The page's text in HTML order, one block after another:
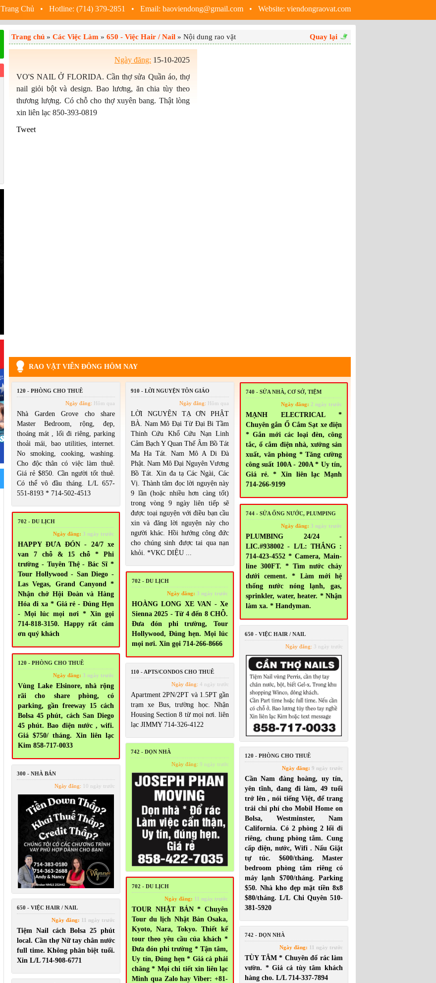
Trang Chủ • Hotline: (714) 379-2851 • Email: baoviendong@gmail.com • Website: viendongraovat.com
Trang chủ » Các Việc Làm » 650 - Việc Hair / Nail » Nội dung rao vặt Quay lại
Ngày đăng: 15-10-2025
VO'S NAIL Ở FLORIDA. Cần thợ sửa Quần áo, thợ
nail giỏi bột và design. Bao lương, ăn chia tùy theo
thương lượng. Có chỗ cho thợ xuyên bang. Thật lòng
xin liên lạc 850-393-0819
Tweet
RAO VẶT VIỄN ĐÔNG HÔM NAY
120 - PHÒNG CHO THUÊ
Ngày đăng: Hôm qua
Nhà Garden Grove cho share
Master Bedroom, rộng, đẹp,
thoáng mát , lối đi riêng, parking
thoải mái, bao utilities, internet.
No smoking, cooking, washing.
Cho độc thân có việc làm thuê.
Giá rẻ $850. Cần người tốt thuê.
Có thể vô đầu tháng. L/L 657-
551-8193 * 714-502-4513
910 - LỜI NGUYỆN TÔN GIÁO
Ngày đăng: Hôm qua
LỜI NGUYỆN TẠ ƠN PHẬT
BÀ. Nam Mô Đại Từ Đại Bi Tầm
Thinh Cứu Khổ Cứu Nạn Linh
Cảm Bạch Y Quan Thế Âm Bồ Tát
Ma Ha Tát. Nam Mô A Di Đà
Phật. Nam Mô Đại Nguyên Vương
Bồ Tát. Xin đa tạ Các Ngài, Các
Vị. Thành tâm đọc lời nguyện này
9 lần (hoặc nhiều hơn càng tốt)
trong vòng 9 ngày liên tiếp sẽ
được toại nguyện với điều bạn cầu
xin và đăng lời nguyện này cho
người khác. Hồi hướng công đức
cho chúng sinh được tai qua nạn
khỏi. *VKC DIỆU ...
740 - SỬA NHÀ, CƠ SỞ, TIỆM
Ngày đăng: 2 ngày trước
MẠNH ELECTRICAL *
Chuyên gắn Ổ Cắm Sạt xe điện
* Gắn mới các loại đèn, công
tắc, ổ cắm điện nhà, xưởng sản
xuất, văn phòng * Tăng cường
công suất 100A - 200A * Uy tín,
Giá rẻ. * Xin liên lạc Mạnh
714-266-9199
744 - SỬA ỐNG NƯỚC, PLUMPING
Ngày đăng: 3 ngày trước
PLUMBING 24/24 -
LIC.#938002 - L/L: THẮNG :
714-423-4552 * Camera, Main-
line 300FT. * Tìm nước chảy
dưới cement. * Làm mới hệ
thống nước nóng lạnh, gas,
sprinkler, water, heater. * Nhận
làm xa. * Handyman.
702 - DU LỊCH
Ngày đăng: 3 ngày trước
HAPPY ĐƯA ĐÓN - 24/7 xe
van 7 chỗ & 15 chỗ * Phi
trường - Tuyên Thệ - Bác Sĩ *
Tour Hollywood - San Diego -
Las Vegas, Grand Canyond *
Nhận chở Hội Đoàn và Hàng
Hóa đi xa * Giá rẻ - Đúng Hẹn
- Mọi lúc mọi nơi * Xin gọi
714-818-3150. Happy rất cám
ơn quý khách
702 - DU LỊCH
Ngày đăng: 3 ngày trước
HOÀNG LONG XE VAN - Xe
Sienna 2025 - Từ 4 đến 8 CHỖ.
Đưa đón phi trường, Tour
Hollywood, Đúng hẹn. Mọi lúc
mọi nơi. Xin gọi 714-266-8666
650 - VIỆC HAIR / NAIL
Ngày đăng: 3 ngày trước
120 - PHÒNG CHO THUÊ
Ngày đăng: 3 ngày trước
Vùng Lake Elsinore, nhà rộng
rãi cho share phòng, có
parking, gần freeway 15 cách
Bolsa 45 phút, cách San Diego
45 phút. Bao điện nước , wifi.
Giá $750/ tháng. Xin liên lạc
Kim 858-717-0033
110 - APTS/CONDOS CHO THUÊ
Ngày đăng: 4 ngày trước
Apartment 2PN/2PT và 1.5PT gần
trạm xe Bus, trường học. Nhận
Housing Section 8 từ mọi nơi. liên
lạc JIMMY 714-326-4122
742 - DỌN NHÀ
Ngày đăng: 9 ngày trước
120 - PHÒNG CHO THUÊ
Ngày đăng: 9 ngày trước
Cần Nam đàng hoàng, uy tín,
yên tĩnh, đang đi làm, 49 tuổi
trở lên , nói tiếng Việt, để trang
trải chi phí cho Mobil Home on
Bolsa, Westminster, Nam
California. Có 2 phòng 2 lối đi
riêng, chung phòng tắm. Cung
cấp điện, nước, Wifi . Nấu Giặt
tự túc. $600/tháng. Master
bedroom phòng tắm riêng có
máy lạnh $700/tháng. Parking
$50. Nhà kho đẹp mặt tiền 8x8
$80/tháng. L/L Chi Quyên 510-
381-5920
300 - NHÀ BÁN
Ngày đăng: 10 ngày trước
702 - DU LỊCH
Ngày đăng: 11 ngày trước
TOUR NHẬT BẢN * Chuyên
Tour du lịch Nhật Bản Osaka,
Kyoto, Nara, Tokyo. Thiết kế
tour theo yêu cầu của khách *
Đưa đón phi trường * Tận tâm,
Uy tín, Đúng hẹn * Giá cả phải
chăng * Mọi chi tiết xin liên lạc
Minh qua Zalo hay Viber: +81-
650 - VIỆC HAIR / NAIL
Ngày đăng: 11 ngày trước
Tiệm Nail cách Bolsa 25 phút
local. Cần thợ Nữ tay chân nước
full time. Không phân biệt tuổi.
Xin L/L 714-908-6771
742 - DỌN NHÀ
Ngày đăng: 11 ngày trước
TÙY TÂM * Chuyên đổ rác làm
vườn. * Giá cả tùy tâm khách
hàng cho. L/L 714-337-7894